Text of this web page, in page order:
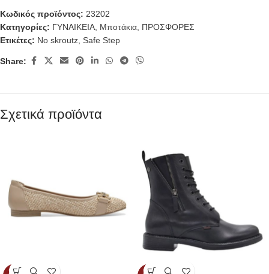
Κωδικός προϊόντος: 23202
Κατηγορίες: ΓΥΝΑΙΚΕΙΑ Μποτάκια ΠΡΟΣΦΟΡΕΣ
Ετικέτες: No skroutz Safe Step
Share:
Σχετικά προϊόντα
SOLD
SOLD